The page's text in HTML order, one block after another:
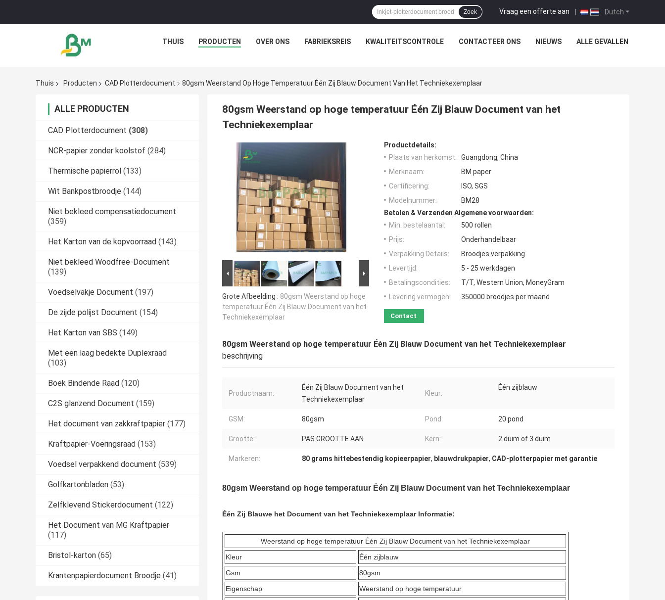
Dutch
Vraag een offerte aan |
Zoek
THUIS PRODUCTEN OVER ONS FABRIEKSREIS KWALITEITSCONTROLE CONTACTEER ONS NIEUWS ALLE GEVALLEN
Thuis Producten CAD Plotterdocument 80gsm Weerstand Op Hoge Temperatuur Één Zij Blauw Document Van Het Techniekexemplaar
ALLE PRODUCTEN
CAD Plotterdocument (308)
NCR-papier zonder koolstof (284)
Thermische papierrol (133)
Wit Bankpostbroodje (144)
Niet bekleed compensatiedocument
(359)
Het Karton van de kopvoorraad (143)
Niet bekleed Woodfree-Document
(139)
Voedselvakje Document (197)
De zijde polijst Document (154)
Het Karton van SBS (149)
Met een laag bedekte Duplexraad
(103)
Boek Bindende Raad (120)
C2S glanzend Document (159)
Het document van zakkraftpapier (177)
Kraftpapier-Voeringsraad (153)
Voedsel verpakkend document (539)
Golfkartonbladen (53)
Zelfklevend Stickerdocument (122)
Het Document van MG Kraftpapier
(117)
Bristol-karton (65)
Krantenpapierdocument Broodje (41)
80gsm Weerstand op hoge temperatuur Één Zij Blauw Document van het
Techniekexemplaar
Grote Afbeelding : 80gsm Weerstand op hoge
temperatuur Één Zij Blauw Document van het
Techniekexemplaar
Productdetails:
Plaats van herkomst:
Guangdong, China
Merknaam:
BM paper
Certificering:
ISO, SGS
Modelnummer:
BM28
Betalen & Verzenden Algemene voorwaarden:
Min. bestelaantal:
500 rollen
Prijs:
Onderhandelbaar
Verpakking Details:
Broodjes verpakking
Levertijd:
5 - 25 werkdagen
Betalingscondities:
T/T, Western Union, MoneyGram
Levering vermogen:
350000 broodjes per maand
Contact
80gsm Weerstand op hoge temperatuur Één Zij Blauw Document van het Techniekexemplaar
beschrijving
Productnaam:
Één Zij Blauw Document van het
Techniekexemplaar
Kleur:
Één zijblauw
GSM: 80gsm Pond: 20 pond
Grootte: PAS GROOTTE AAN Kern: 2 duim of 3 duim
Markeren: 80 grams hittebestendig kopieerpapier, blauwdrukpapier, CAD-plotterpapier met garantie
80gsm Weerstand op hoge temperatuur Één Zij Blauw Document van het Techniekexemplaar
Één Zij Blauwe het Document van het Techniekexemplaar Informatie:
Weerstand op hoge temperatuur Één Zij Blauw Document van het Techniekexemplaar
Kleur
Één zijblauw
Gsm
80gsm
Eigenschap
Weerstand op hoge temperatuur